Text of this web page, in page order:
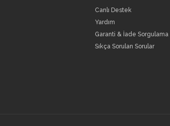
Canlı Destek
Yardım
Garanti & İade Sorgulama
Sıkça Sorulan Sorular